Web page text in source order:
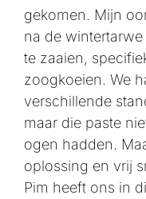
gekomen. Mijn
na de
te zaaien,
zoogkoeien. We
verschillende
maar die paste
ogen hadden.
oplossing en vrij
Pim heeft ons in